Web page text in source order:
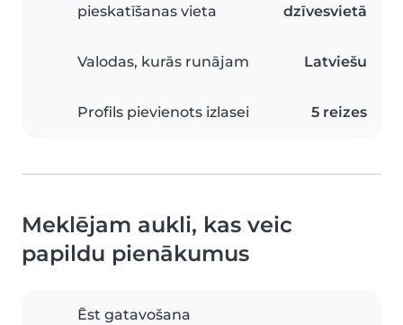
pieskatīšanas vieta
dzīvesvietā
Valodas, kurās runājam Latviešu
Profils pievienots izlasei 5 reizes
Meklējam aukli, kas veic
papildu pienākumus
Ēst gatavošana